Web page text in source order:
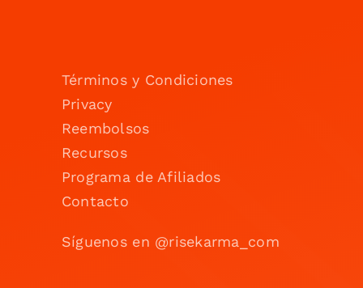
Términos y Condiciones
Privacy
Reembolsos
Recursos
Programa de Afiliados
Contacto
Síguenos en @risekarma_com